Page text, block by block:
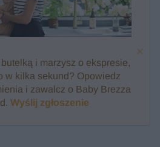
i marzysz o ekspresie,
w kilka sekund? Opowiedz
i zawalcz o Baby Brezza
Wyślij zgłoszenie